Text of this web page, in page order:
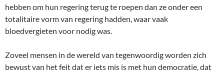
hebben om hun regering terug te roepen dan ze onder een
totalitaire vorm van regering hadden, waar vaak
bloedvergieten voor nodig was.
Zoveel mensen in de wereld van tegenwoordig worden zich
bewust van het feit dat er iets mis is met hun democratie, dat